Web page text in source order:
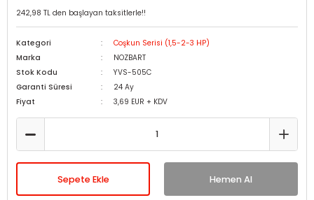
242,98 TL den başlayan taksitlerle!!
Kategori
Coşkun Serisi (1,5-2-3 HP)
Marka
NOZBART
Stok Kodu
YVS-505C
Garanti Süresi
24 Ay
Fiyat
3,69 EUR + KDV
Sepete Ekle Hemen Al